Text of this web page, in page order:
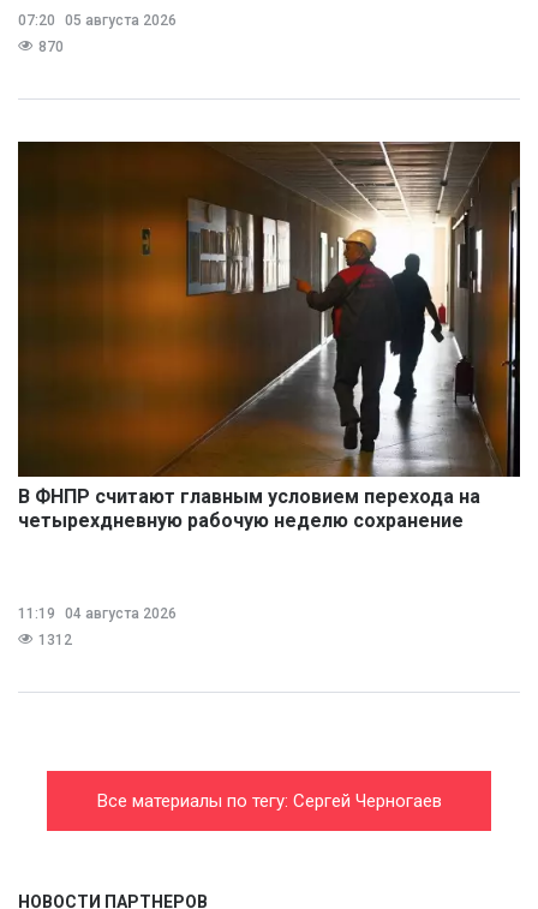
07:20
05 августа 2026
870
В ФНПР считают главным условием перехода на
четырехдневную рабочую неделю сохранение
11:19
04 августа 2026
1312
Все материалы по тегу: Сергей Черногаев
НОВОСТИ ПАРТНЕРОВ